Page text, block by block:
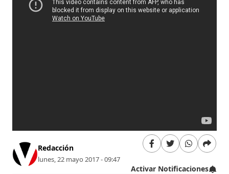
Redacción
lunes, 22 mayo 2017 - 09:47
Activar Notificaciones